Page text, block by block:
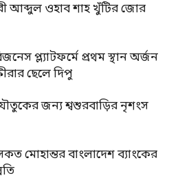
আব্দুল ওহাব শাহ খুঁটির জোর
প্ল্যাটফর্মে প্রথম স্থান অর্জন
ছেলে দিপু
যৌতুকের জন্য শ্বশুরবাড়ির নৃশংস
মোহান্তর বাংলাদেশ ব্যাংকের